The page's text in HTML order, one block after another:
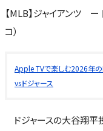
【MLB】ジャイアンツ ー
コ）
Apple TVで楽しむ2026年
vsドジャース
ドジャースの大谷翔平